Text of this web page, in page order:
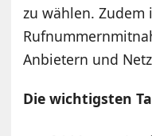
zu wählen. Zudem
Anbietern und
Die wichtigsten